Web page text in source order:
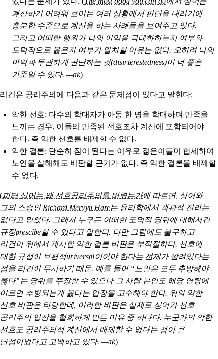
계산하기 어려워 보이는 여러 상황에서 판단을 내리기에
충분한 수준으로 계산을 하는 사례들을 보여주고 있다.
그리고 어떠한 행위가 나의 이익을 극대화하는지 여부와
도덕적으로 옳은지 여부가 일치할 이유는 없다. 오히려 나의
이익과 무관하게 판단하는 것(disinterestedness)이 더 좋은
기준일 수 있다. —ak)
리건은 공리주의에 다음과 같은 문제점이 있다고 말한다:
악한 선호: 다수의 학대자가 아동 한 명을 학대하며 만족을
느끼는 경우, 이들의 만족된 선호조차 계산에 포함되어야
한다. 즉 악한 선호를 배제할 수 없다.
악한 결론: 단순히 짐이 된다는 이유로 젊은이들이 합세하여
노인을 살해해도 비판할 근거가 없다. 즉 악한 결론을 배제할
수 없다.
(피터 싱어는 왜 선호공리주의를 버렸는가에 따르면, 싱어와
그의 스승인 Richard Mervyn Hare는 윤리학에서 객관적 진리는
없다고 믿었다. 그래서 누구든 어떠한 도덕적 당위에 대해서건
규정prescibe할 수 있다고 말한다. 다만 그럼에도 불구하고
리건이 위에서 제시한 악한 결론 비판은 부적절하다. 선호에
대한 규정이 보편적universal이어야 한다는 전제가 깔려있다는
점을 리건이 무시하기 때문. 예를 들어 “노인은 모두 추방해야
옳다”는 당위를 주장할 수 있으나 그 사람 본인도 해당 연령에
이르면 추방되는게 옳다는 입장을 고수해야 한다. 위의 약한
선호비판은 타당한데, 이러한 비판은 실제로 싱어가 선호
공리주의 입장을 철회하게 만든 이유 중 하나다. 누군가의 악한
선호도 공리주의적 계산에서 배제할 수 없다는 점이 큰
난점이었다고 고백하고 있다. —ak)